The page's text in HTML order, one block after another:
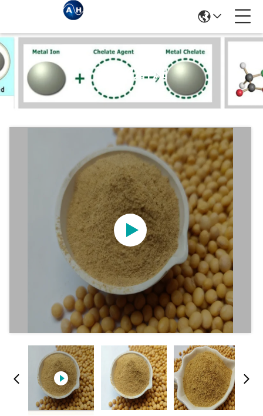
商品の詳細